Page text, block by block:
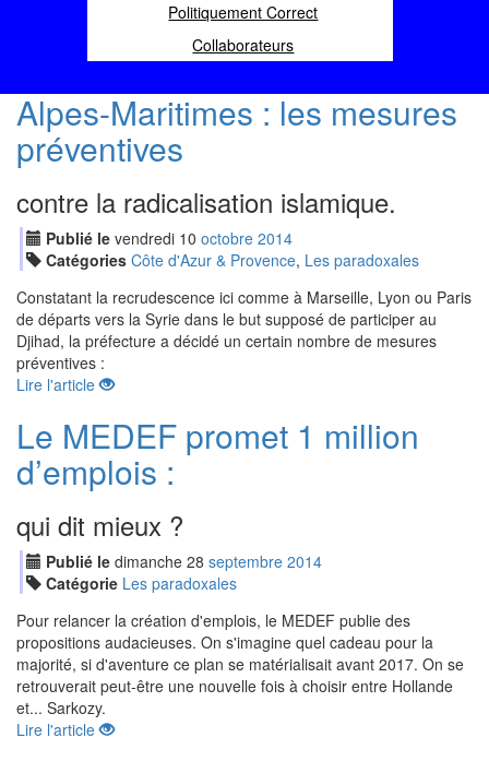
Politiquement Correct
Collaborateurs
Alpes-Maritimes : les mesures
préventives
contre la radicalisation islamique.
Publié le vendredi 10 octobre 2014
Catégories Côte d'Azur & Provence, Les paradoxales
Constatant la recrudescence ici comme à Marseille, Lyon ou Paris
de départs vers la Syrie dans le but supposé de participer au
Djihad, la préfecture a décidé un certain nombre de mesures
préventives :
Lire l'article
Le MEDEF promet 1 million
d’emplois :
qui dit mieux ?
Publié le dimanche 28 septembre 2014
Catégorie Les paradoxales
Pour relancer la création d'emplois, le MEDEF publie des
propositions audacieuses. On s'imagine quel cadeau pour la
majorité, si d'aventure ce plan se matérialisait avant 2017. On se
retrouverait peut-être une nouvelle fois à choisir entre Hollande
et... Sarkozy.
Lire l'article